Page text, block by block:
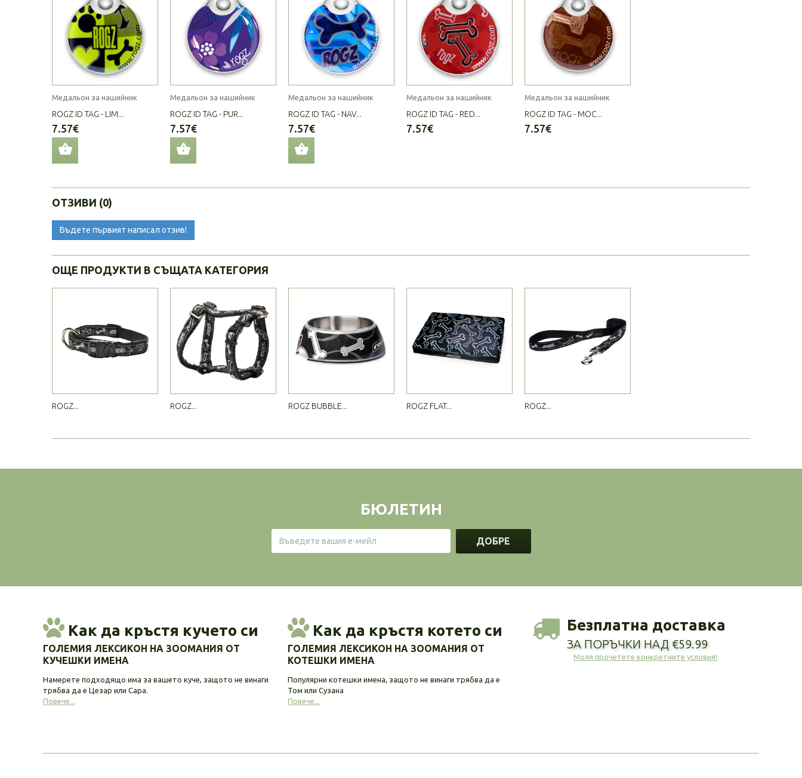
Медальон за нашийник
ROGZ ID TAG - LIM...
7.57€
Медальон за нашийник
ROGZ ID TAG - PUR...
7.57€
Медальон за нашийник
ROGZ ID TAG - NAV...
7.57€
Медальон за нашийник
ROGZ ID TAG - RED...
7.57€
Медальон за нашийник
ROGZ ID TAG - MOC...
7.57€
ОТЗИВИ (0)
Бъдете първият написал отзив!
ОЩЕ ПРОДУКТИ В СЪЩАТА КАТЕГОРИЯ
ROGZ... ROGZ... ROGZ BUBBLE... ROGZ FLAT... ROGZ...
БЮЛЕТИН
ДОБРЕ
Как да кръстя кучето си
ГОЛЕМИЯ ЛЕКСИКОН НА ЗООМАНИЯ ОТ
КУЧЕШКИ ИМЕНА
Намерете подходящо има за вашето куче, защото не винаги
трябва да е Цезар или Сара.
Повече...
Как да кръстя котето си
ГОЛЕМИЯ ЛЕКСИКОН НА ЗООМАНИЯ ОТ
КОТЕШКИ ИМЕНА
Популярни котешки имена, защото не винаги трябва да е
Том или Сузана
Повече...
Безплатна доставка
ЗА ПОРЪЧКИ НАД €59.99
Моля прочетете конкретните условия!